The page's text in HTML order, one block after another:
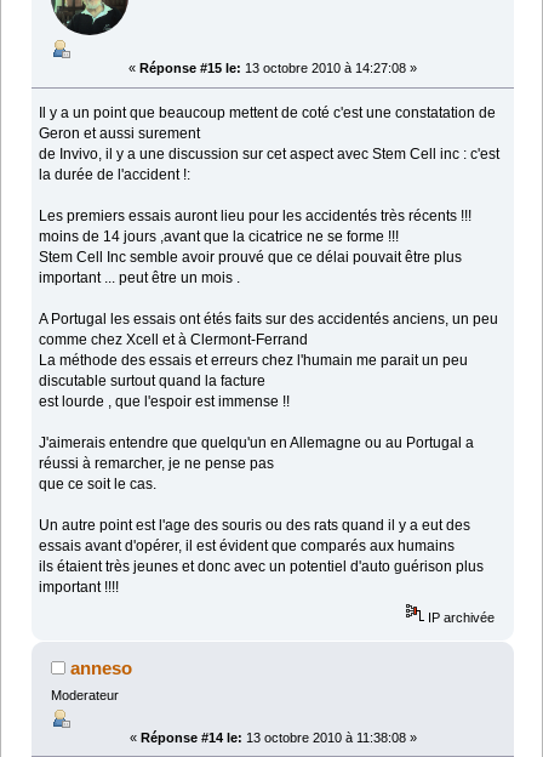
« Réponse #15 le: 13 octobre 2010 à 14:27:08 »
Il y a un point que beaucoup mettent de coté c'est une constatation de
Geron et aussi surement
de Invivo, il y a une discussion sur cet aspect avec Stem Cell inc : c'est
la durée de l'accident !:
Les premiers essais auront lieu pour les accidentés très récents !!!
moins de 14 jours ,avant que la cicatrice ne se forme !!!
Stem Cell Inc semble avoir prouvé que ce délai pouvait être plus
important ... peut être un mois .
A Portugal les essais ont étés faits sur des accidentés anciens, un peu
comme chez Xcell et à Clermont-Ferrand
La méthode des essais et erreurs chez l'humain me parait un peu
discutable surtout quand la facture
est lourde , que l'espoir est immense !!
J'aimerais entendre que quelqu'un en Allemagne ou au Portugal a
réussi à remarcher, je ne pense pas
que ce soit le cas.
Un autre point est l'age des souris ou des rats quand il y a eut des
essais avant d'opérer, il est évident que comparés aux humains
ils étaient très jeunes et donc avec un potentiel d'auto guérison plus
important !!!!
IP archivée
anneso
Moderateur
« Réponse #14 le: 13 octobre 2010 à 11:38:08 »